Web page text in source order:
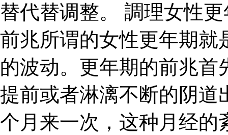
替代替调整。 調理女性
前兆所谓的女性更年期就
的波动。更年期的前兆
提前或者淋漓不断的阴道
个月来一次，这种月经的